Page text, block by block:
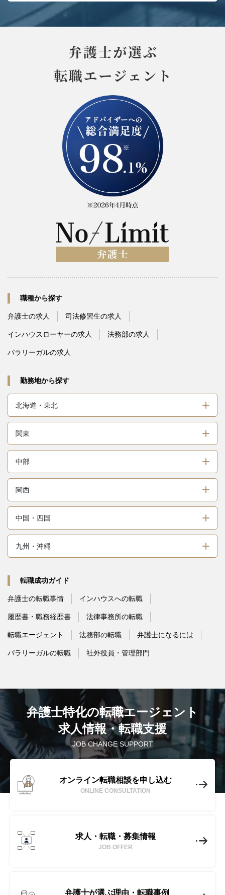
職種から探す
弁護士の求人 司法修習生の求人
インハウスローヤーの求人 法務部の求人
パラリーガルの求人
勤務地から探す
北海道・東北
関東
中部
関西
中国・四国
九州・沖縄
転職成功ガイド
弁護士の転職事情 インハウスへの転職
履歴書・職務経歴書 法律事務所の転職
転職エージェント 法務部の転職 弁護士になるには
パラリーガルの転職 社外役員・管理部門
JOB CHANGE SUPPORT
弁護士特化の転職エージェント
求人情報・転職支援
オンライン転職相談を申し込む
ONLINE CONSULTATION
求人・転職・募集情報
JOB OFFER
弁護士が選ぶ理由・転職事例